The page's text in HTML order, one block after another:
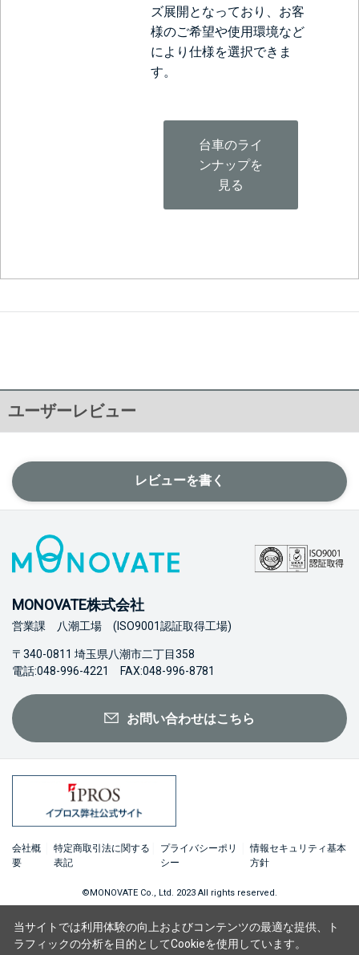
ズ展開となっており、お客
様のご希望や使用環境など
により仕様を選択できま
す。
台車のライ
ンナップを
見る
ユーザーレビュー
レビューを書く
MONOVATE株式会社
営業課 八潮工場 (ISO9001認証取得工場)
〒340-0811 埼玉県八潮市二丁目358
電話:048-996-4221 FAX:048-996-8781
お問い合わせはこちら
会社概
要
特定商取引法に関する
表記
プライバシーポリ
シー
情報セキュリティ基本
方針
©MONOVATE Co., Ltd. 2023 All rights reserved.
当サイトでは利用体験の向上およびコンテンツの最適な提供、ト
ラフィックの分析を目的としてCookieを使用しています。